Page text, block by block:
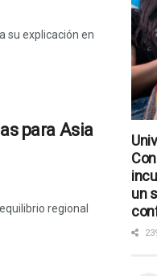
su explicación en
para Asia
regional
un